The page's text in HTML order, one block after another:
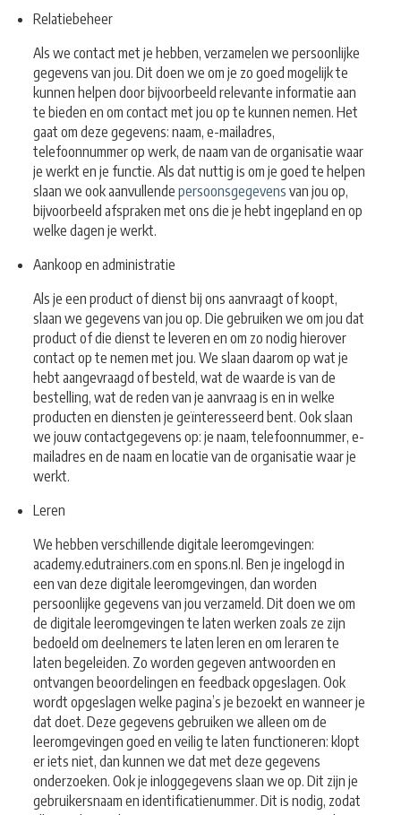
Relatiebeheer
Als we contact met je hebben, verzamelen we persoonlijke
gegevens van jou. Dit doen we om je zo goed mogelijk te
kunnen helpen door bijvoorbeeld relevante informatie aan
te bieden en om contact met jou op te kunnen nemen. Het
gaat om deze gegevens: naam, e-mailadres,
telefoonnummer op werk, de naam van de organisatie waar
je werkt en je functie. Als dat nuttig is om je goed te helpen
slaan we ook aanvullende persoonsgegevens van jou op,
bijvoorbeeld afspraken met ons die je hebt ingepland en op
welke dagen je werkt.
Aankoop en administratie
Als je een product of dienst bij ons aanvraagt of koopt,
slaan we gegevens van jou op. Die gebruiken we om jou dat
product of die dienst te leveren en om zo nodig hierover
contact op te nemen met jou. We slaan daarom op wat je
hebt aangevraagd of besteld, wat de waarde is van de
bestelling, wat de reden van je aanvraag is en in welke
producten en diensten je geïnteresseerd bent. Ook slaan
we jouw contactgegevens op: je naam, telefoonnummer, e-
mailadres en de naam en locatie van de organisatie waar je
werkt.
Leren
We hebben verschillende digitale leeromgevingen:
academy.edutrainers.com en spons.nl. Ben je ingelogd in
een van deze digitale leeromgevingen, dan worden
persoonlijke gegevens van jou verzameld. Dit doen we om
de digitale leeromgevingen te laten werken zoals ze zijn
bedoeld om deelnemers te laten leren en om leraren te
laten begeleiden. Zo worden gegeven antwoorden en
ontvangen beoordelingen en feedback opgeslagen. Ook
wordt opgeslagen welke pagina’s je bezoekt en wanneer je
dat doet. Deze gegevens gebruiken we alleen om de
leeromgevingen goed en veilig te laten functioneren: klopt
er iets niet, dan kunnen we dat met deze gegevens
onderzoeken. Ook je inloggegevens slaan we op. Dit zijn je
gebruikersnaam en identificatienummer. Dit is nodig, zodat